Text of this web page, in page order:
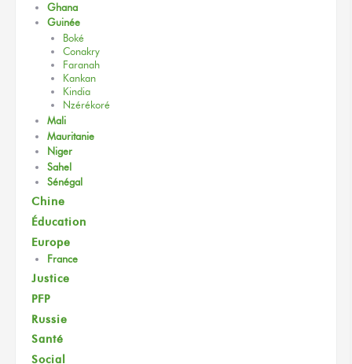
Ghana
Guinée
Boké
Conakry
Faranah
Kankan
Kindia
Nzérékoré
Mali
Mauritanie
Niger
Sahel
Sénégal
Chine
Éducation
Europe
France
Justice
PFP
Russie
Santé
Social